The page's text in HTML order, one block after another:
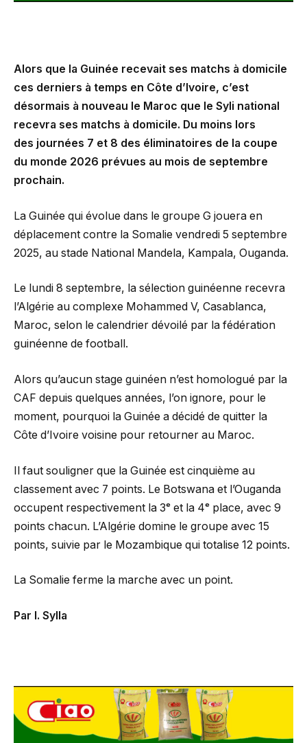
Alors que la Guinée recevait ses matchs à domicile
ces derniers à temps en Côte d’Ivoire, c’est
désormais à nouveau le Maroc que le Syli national
recevra ses matchs à domicile. Du moins lors
des journées 7 et 8 des éliminatoires de la coupe
du monde 2026 prévues au mois de septembre
prochain.
La Guinée qui évolue dans le groupe G jouera en
déplacement contre la Somalie vendredi 5 septembre
2025, au stade National Mandela, Kampala, Ouganda.
Le lundi 8 septembre, la sélection guinéenne recevra
l’Algérie au complexe Mohammed V, Casablanca,
Maroc, selon le calendrier dévoilé par la fédération
guinéenne de football.
Alors qu’aucun stage guinéen n’est homologué par la
CAF depuis quelques années, l’on ignore, pour le
moment, pourquoi la Guinée a décidé de quitter la
Côte d’Ivoire voisine pour retourner au Maroc.
Il faut souligner que la Guinée est cinquième au
classement avec 7 points. Le Botswana et l’Ouganda
occupent respectivement la 3ᵉ et la 4ᵉ place, avec 9
points chacun. L’Algérie domine le groupe avec 15
points, suivie par le Mozambique qui totalise 12 points.
La Somalie ferme la marche avec un point.
Par I. Sylla